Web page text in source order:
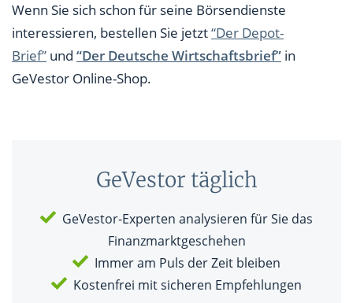
Wenn Sie sich schon für seine Börsendienste
interessieren, bestellen Sie jetzt“Der Depot-
Brief” und “Der Deutsche Wirtschaftsbrief” in
GeVestor Online-Shop.
GeVestor täglich
GeVestor-Experten analysieren für Sie das
Finanzmarktgeschehen
Immer am Puls der Zeit bleiben
Kostenfrei mit sicheren Empfehlungen